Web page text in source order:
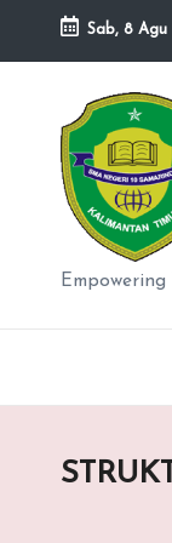
Skip
content
Sab, 8 Agu
S
M
A
N
i